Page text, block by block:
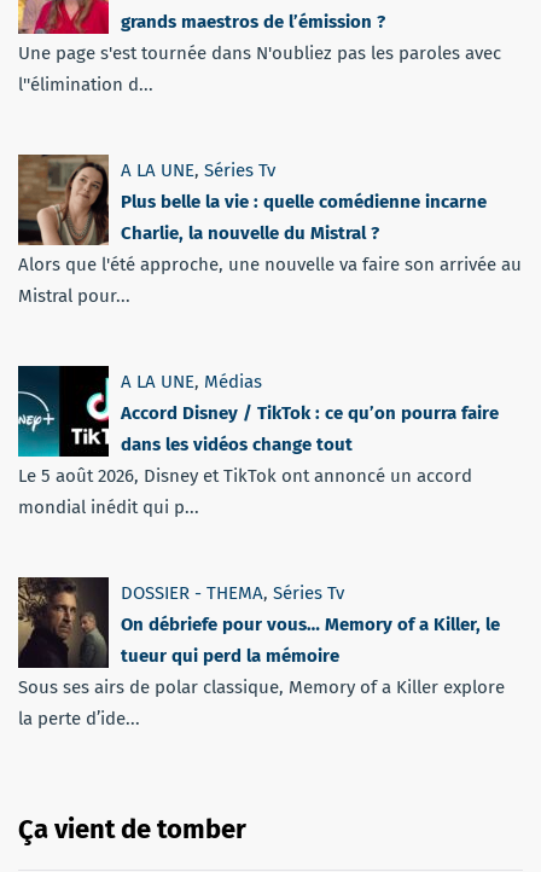
grands maestros de l’émission ?
Une page s'est tournée dans N'oubliez pas les paroles avec
l''élimination d...
A LA UNE, Séries Tv
Plus belle la vie : quelle comédienne incarne
Charlie, la nouvelle du Mistral ?
Alors que l'été approche, une nouvelle va faire son arrivée au
Mistral pour...
A LA UNE, Médias
Accord Disney / TikTok : ce qu’on pourra faire
dans les vidéos change tout
Le 5 août 2026, Disney et TikTok ont annoncé un accord
mondial inédit qui p...
DOSSIER - THEMA, Séries Tv
On débriefe pour vous… Memory of a Killer, le
tueur qui perd la mémoire
Sous ses airs de polar classique, Memory of a Killer explore
la perte d’ide...
Ça vient de tomber